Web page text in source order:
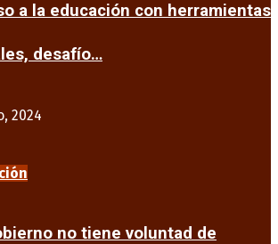
a la educación con herramientas
desafío…
2024
no tiene voluntad de